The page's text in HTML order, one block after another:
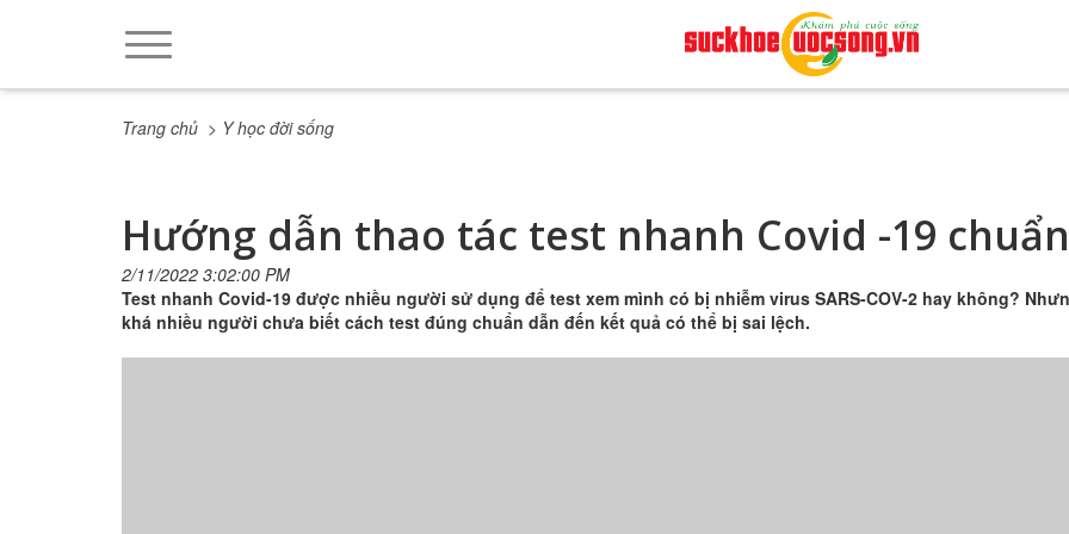
Trang chủ > Y học đời sống
Hướng dẫn thao tác test nhanh Covid -19 chuẩn
2/11/2022 3:02:00 PM
Test nhanh Covid-19 được nhiều người sử dụng để test xem mình có bị nhiễm virus SARS-COV-2 hay không?
khá nhiều người chưa biết cách test đúng chuẩn dẫn đến kết quả có thể bị sai lệch.